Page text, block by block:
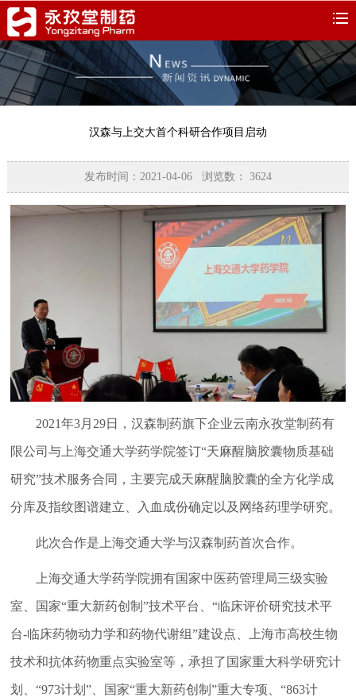
汉森与上交大首个科研合作项目启动
发布时间：2021-04-06 浏览数： 3624
2021年3月29日，汉森制药旗下企业云南永孜堂制药有
限公司与上海交通大学药学院签订“天麻醒脑胶囊物质基础
研究”技术服务合同，主要完成天麻醒脑胶囊的全方化学成
分库及指纹图谱建立、入血成份确定以及网络药理学研究。
此次合作是上海交通大学与汉森制药首次合作。
上海交通大学药学院拥有国家中医药管理局三级实验
室、国家“重大新药创制”技术平台、“临床评价研究技术平
台-临床药物动力学和药物代谢组”建设点、上海市高校生物
技术和抗体药物重点实验室等，承担了国家重大科学研究计
划、“973计划”、国家“重大新药创制”重大专项、“863计